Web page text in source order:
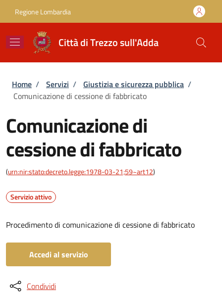
Regione Lombardia
Città di Trezzo sull'Adda
Briciole di pane
Home / Servizi / Giustizia e sicurezza pubblica /
Comunicazione di cessione di fabbricato
Comunicazione di
cessione di fabbricato
(urn:nir:stato:decreto.legge:1978-03-21;59~art12)
Servizio attivo
Procedimento di comunicazione di cessione di fabbricato
Accedi al servizio
Condividi